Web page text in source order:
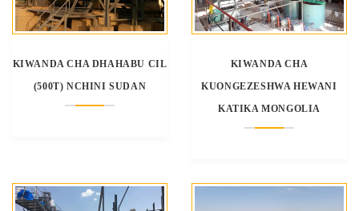
KIWANDA CHA DHAHABU CIL
(500T) NCHINI SUDAN
KIWANDA CHA
KUONGEZESHWA HEWANI
KATIKA MONGOLIA